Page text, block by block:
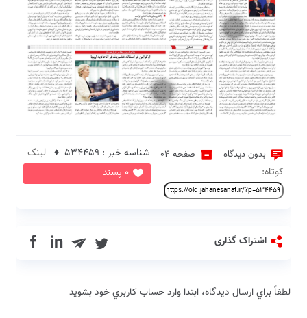
4
6
بدون دیدگاه صفحه 04
0 پسند
شناسه خبر : 534459 ♦
لینک
کوتاه:
اشتراک گذاری in
لطفاً براي ارسال دیدگاه، ابتدا وارد حساب كاربري خود بشويد